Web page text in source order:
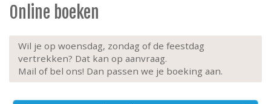
Online boeken
Wil je op woensdag, zondag of de feestdag
vertrekken? Dat kan op aanvraag.
Mail of bel ons! Dan passen we je boeking aan.